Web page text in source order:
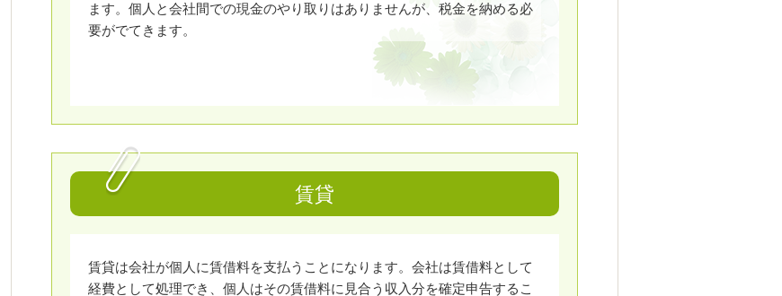
ます。個人と会社間での現金のやり取りはありませんが、税金を納める必
要がでてきます。
賃貸
賃貸は会社が個人に賃借料を支払うことになります。会社は賃借料として
経費として処理でき、個人はその賃借料に見合う収入分を確定申告するこ